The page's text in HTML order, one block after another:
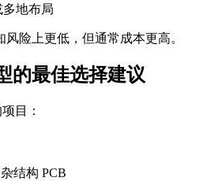
地布局
风险上更低，但通常成本更高。
的最佳选择建议
目：
结构 PCB